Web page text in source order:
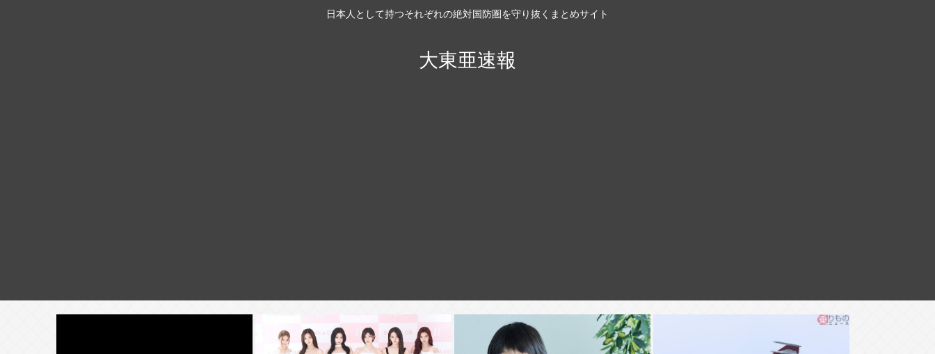
日本人として持つそれぞれの絶対国防圏を守り抜くまとめサイト
大東亜速報